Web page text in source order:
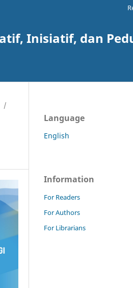
Inisiatif, dan
/
Language
English
Information
For Readers
For Authors
For Librarians